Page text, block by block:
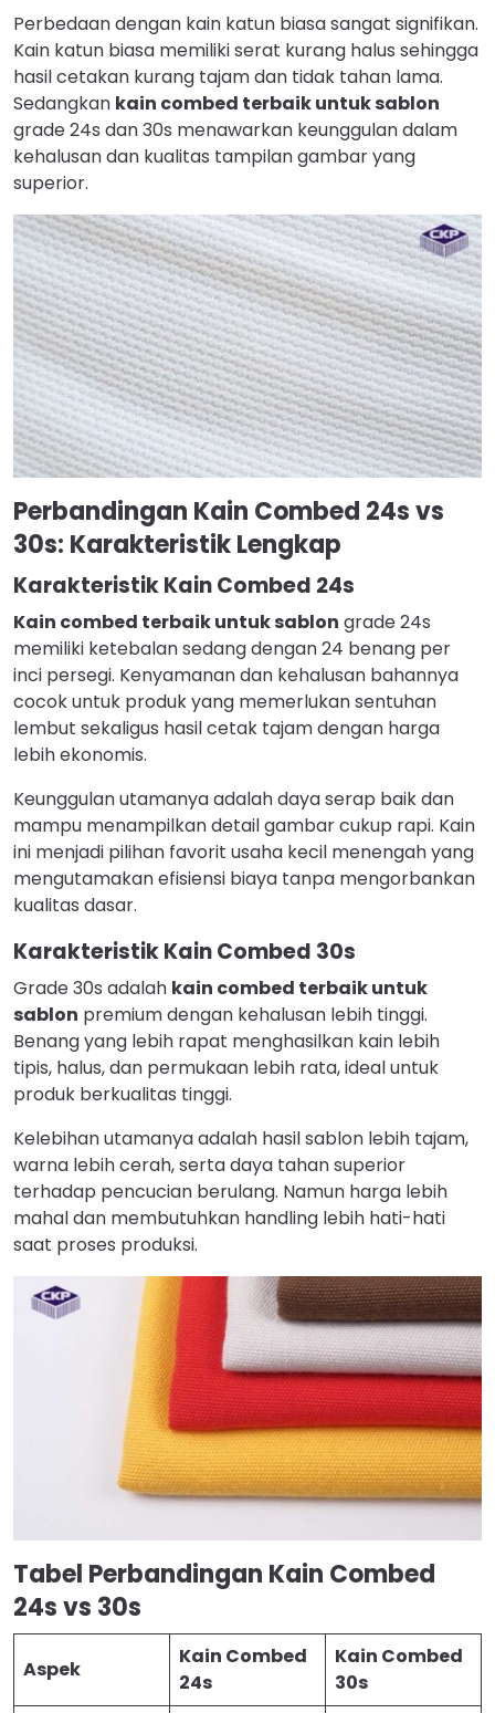
Perbedaan dengan kain katun biasa sangat signifikan.
Kain katun biasa memiliki serat kurang halus sehingga
hasil cetakan kurang tajam dan tidak tahan lama.
Sedangkan kain combed terbaik untuk sablon
grade 24s dan 30s menawarkan keunggulan dalam
kehalusan dan kualitas tampilan gambar yang
superior.
Perbandingan Kain Combed 24s vs
30s: Karakteristik Lengkap
Karakteristik Kain Combed 24s
Kain combed terbaik untuk sablon grade 24s
memiliki ketebalan sedang dengan 24 benang per
inci persegi. Kenyamanan dan kehalusan bahannya
cocok untuk produk yang memerlukan sentuhan
lembut sekaligus hasil cetak tajam dengan harga
lebih ekonomis.
Keunggulan utamanya adalah daya serap baik dan
mampu menampilkan detail gambar cukup rapi. Kain
ini menjadi pilihan favorit usaha kecil menengah yang
mengutamakan efisiensi biaya tanpa mengorbankan
kualitas dasar.
Karakteristik Kain Combed 30s
Grade 30s adalah kain combed terbaik untuk
sablon premium dengan kehalusan lebih tinggi.
Benang yang lebih rapat menghasilkan kain lebih
tipis, halus, dan permukaan lebih rata, ideal untuk
produk berkualitas tinggi.
Kelebihan utamanya adalah hasil sablon lebih tajam,
warna lebih cerah, serta daya tahan superior
terhadap pencucian berulang. Namun harga lebih
mahal dan membutuhkan handling lebih hati-hati
saat proses produksi.
Tabel Perbandingan Kain Combed
24s vs 30s
Aspek
Kain Combed
24s
Kain Combed
30s